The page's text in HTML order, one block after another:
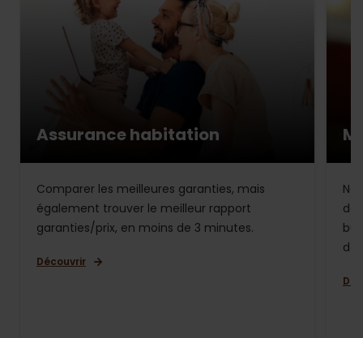
Assurance habitation
Comparer les meilleures garanties, mais
également trouver le meilleur rapport
garanties/prix, en moins de 3 minutes.
Découvrir
de
de